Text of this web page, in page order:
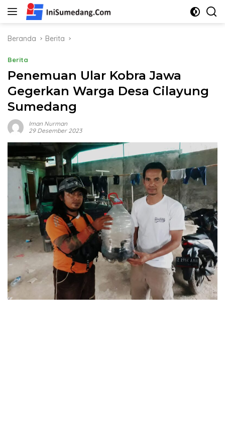
Langsung
Beranda
Berita
Berita
Penemuan Ular Kobra Jawa
Gegerkan Warga Desa Cilayung
Sumedang
Iman Nurman
29 Desember 2023